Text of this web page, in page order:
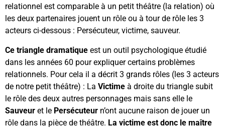
relationnel est comparable à un petit théâtre (la relation) où
les deux partenaires jouent un rôle ou à tour de rôle les 3
acteurs ci-dessous : Persécuteur, victime, sauveur.
Ce triangle dramatique est un outil psychologique étudié
dans les années 60 pour expliquer certains problèmes
relationnels. Pour cela il a décrit 3 grands rôles (les 3 acteurs
de notre petit théâtre) : La Victime à droite du triangle subit
le rôle des deux autres personnages mais sans elle le
Sauveur et le Persécuteur n’ont aucune raison de jouer un
rôle dans la pièce de théâtre. La victime est donc le maître